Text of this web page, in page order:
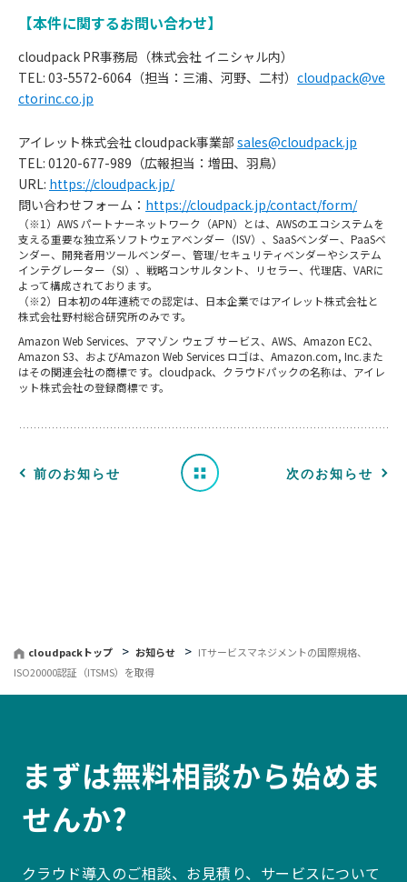
【本件に関するお問い合わせ】
cloudpack PR事務局（株式会社 イニシャル内）
TEL: 03-5572-6064（担当：三浦、河野、二村） cloudpack@ve
ctorinc.co.jp
アイレット株式会社 cloudpack事業部 sales@cloudpack.jp
TEL: 0120-677-989（広報担当：増田、羽鳥）
URL: https://cloudpack.jp/
問い合わせフォーム： https://cloudpack.jp/contact/form/
（※1）AWS パートナーネットワーク（APN）とは、AWSのエコシステムを
支える重要な独立系ソフトウェアベンダー（ISV）、SaaSベンダー、PaaSベ
ンダー、開発者用ツールベンダー、管理/セキュリティベンダーやシステム
インテグレーター（SI）、戦略コンサルタント、リセラー、代理店、VARに
よって構成されております。
（※2）日本初の4年連続での認定は、日本企業ではアイレット株式会社と
株式会社野村総合研究所のみです。
Amazon Web Services、アマゾン ウェブ サービス、AWS、Amazon EC2、
Amazon S3、およびAmazon Web Services ロゴは、Amazon.com, Inc.また
はその関連会社の商標です。cloudpack、クラウドパックの名称は、アイレ
ット株式会社の登録商標です。
前のお知らせ
知
せ
一 次のお知らせ
cloudpackトップ お知らせ
ITサービスマネジメントの国際規格、
ISO20000認証（ITSMS）を取得
まずは無料相談から始めま
せんか?
クラウド導入のご相談、お見積り、サービスについて